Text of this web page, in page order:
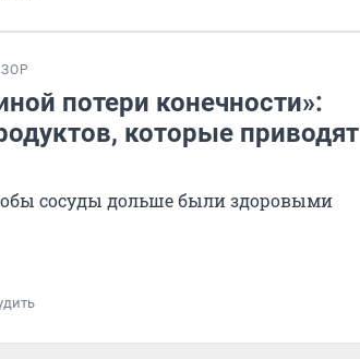
потери конечности»:
которые приводят
сосуды дольше были здоровыми